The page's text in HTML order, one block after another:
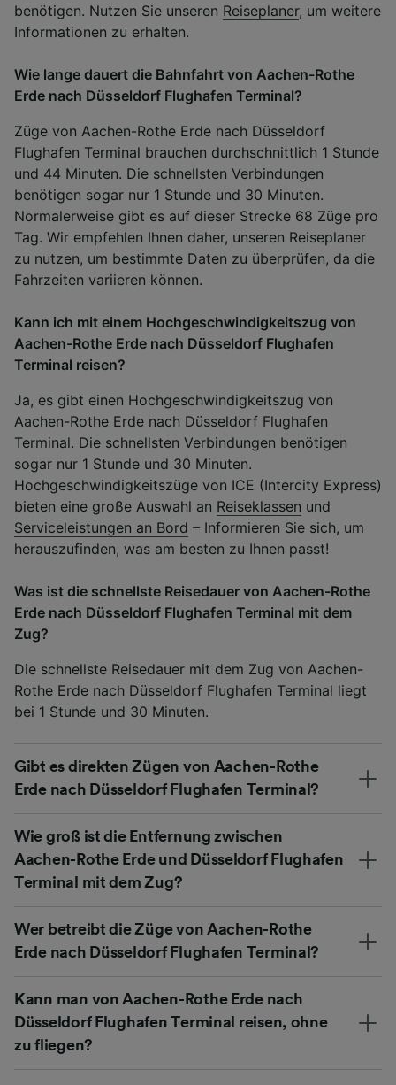
benötigen. Nutzen Sie unseren Reiseplaner, um weitere
Informationen zu erhalten.
Wie lange dauert die Bahnfahrt von Aachen-Rothe
Erde nach Düsseldorf Flughafen Terminal?
Züge von Aachen-Rothe Erde nach Düsseldorf
Flughafen Terminal brauchen durchschnittlich 1 Stunde
und 44 Minuten. Die schnellsten Verbindungen
benötigen sogar nur 1 Stunde und 30 Minuten.
Normalerweise gibt es auf dieser Strecke 68 Züge pro
Tag. Wir empfehlen Ihnen daher, unseren Reiseplaner
zu nutzen, um bestimmte Daten zu überprüfen, da die
Fahrzeiten variieren können.
Kann ich mit einem Hochgeschwindigkeitszug von
Aachen-Rothe Erde nach Düsseldorf Flughafen
Terminal reisen?
Ja, es gibt einen Hochgeschwindigkeitszug von
Aachen-Rothe Erde nach Düsseldorf Flughafen
Terminal. Die schnellsten Verbindungen benötigen
sogar nur 1 Stunde und 30 Minuten.
Hochgeschwindigkeitszüge von ICE (Intercity Express)
bieten eine große Auswahl an Reiseklassen und
Serviceleistungen an Bord – Informieren Sie sich, um
herauszufinden, was am besten zu Ihnen passt!
Was ist die schnellste Reisedauer von Aachen-Rothe
Erde nach Düsseldorf Flughafen Terminal mit dem
Zug?
Die schnellste Reisedauer mit dem Zug von Aachen-
Rothe Erde nach Düsseldorf Flughafen Terminal liegt
bei 1 Stunde und 30 Minuten.
Gibt es direkten Zügen von Aachen-Rothe
Erde nach Düsseldorf Flughafen Terminal?
Wie groß ist die Entfernung zwischen
Aachen-Rothe Erde und Düsseldorf Flughafen
Terminal mit dem Zug?
Wer betreibt die Züge von Aachen-Rothe
Erde nach Düsseldorf Flughafen Terminal?
Kann man von Aachen-Rothe Erde nach
Düsseldorf Flughafen Terminal reisen, ohne
zu fliegen?